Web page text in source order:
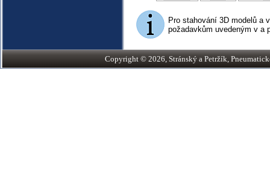
Pro stahování 3D modelů a
požadavkům uvedeným v a
Copyright © 2026, Stránský a Petržík,